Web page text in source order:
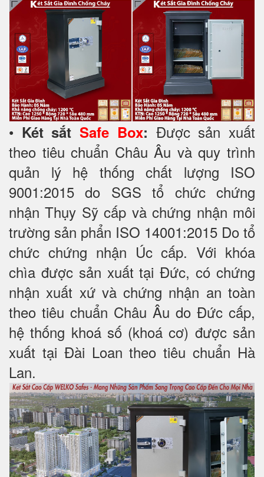
• Két sắtSafe Box: Được sản xuất
theo tiêu chuẩn Châu Âu và quy trình
quản lý hệ thống chất lượng ISO
9001:2015 do SGS tổ chức chứng
nhận Thụy Sỹ cấp và chứng nhận môi
trường sản phẩn ISO 14001:2015 Do tổ
chức chứng nhận Úc cấp. Với khóa
chìa được sản xuất tại Đức, có chứng
nhận xuất xứ và chứng nhận an toàn
theo tiêu chuẩn Châu Âu do Đức cấp,
hệ thống khoá số (khoá cơ) được sản
xuất tại Đài Loan theo tiêu chuẩn Hà
Lan.